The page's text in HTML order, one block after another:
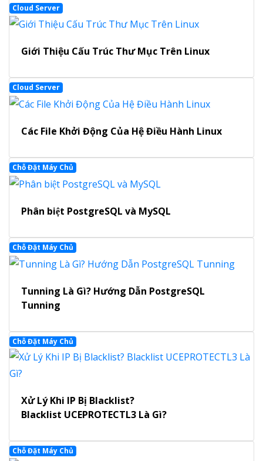
Cloud Server
Giới Thiệu Cấu Trúc Thư Mục Trên Linux
Cloud Server
Các File Khởi Động Của Hệ Điều Hành Linux
Chỗ Đặt Máy Chủ
Phân biệt PostgreSQL và MySQL
Chỗ Đặt Máy Chủ
Tunning Là Gì? Hướng Dẫn PostgreSQL
Tunning
Chỗ Đặt Máy Chủ
Xử Lý Khi IP Bị Blacklist?
Blacklist UCEPROTECTL3 Là Gì?
Chỗ Đặt Máy Chủ